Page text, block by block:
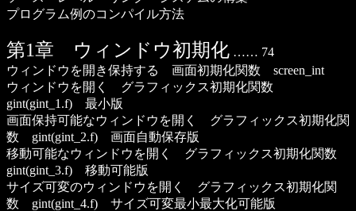
プログラム例のコンパイル方法
第1章 ウィンドウ初期化 …… 74
ウィンドウを開き保持する 画面初期化関数 screen_int
ウィンドウを開く グラフィックス初期化関数
gint(gint_1.f) 最小版
画面保持可能なウィンドウを開く グラフィックス初期化関
数 gint(gint_2.f) 画面自動保存版
移動可能なウィンドウを開く グラフィックス初期化関数
gint(gint_3.f) 移動可能版
サイズ可変のウィンドウを開く グラフィックス初期化関
数 gint(gint_4.f) サイズ可変最小最大化可能版